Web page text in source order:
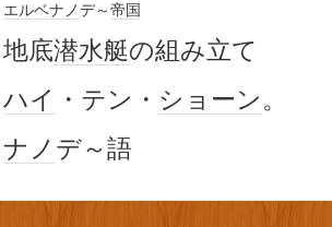
エルベナノデ～帝国
地底潜水艇の組み立て
ハイ ・テン・ ショーン。
ナノ デ～語